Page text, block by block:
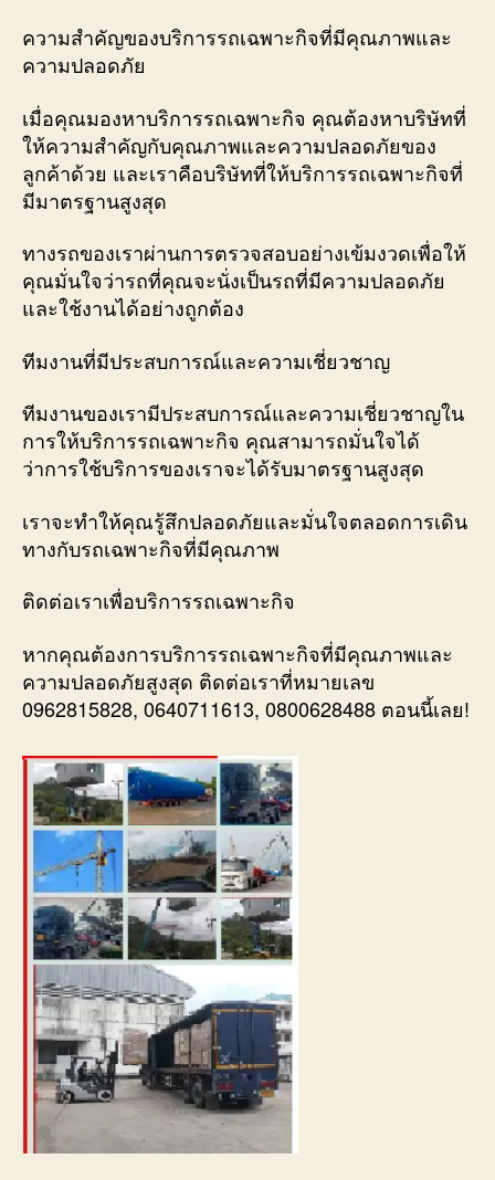
ความสำคัญของบริการรถเฉพาะกิจที่มีคุณภาพและ
ความปลอดภัย
เมื่อคุณมองหาบริการรถเฉพาะกิจ คุณต้องหาบริษัทที่
ให้ความสำคัญกับคุณภาพและความปลอดภัยของ
ลูกค้าด้วย และเราคือบริษัทที่ให้บริการรถเฉพาะกิจที่
มีมาตรฐานสูงสุด
ทางรถของเราผ่านการตรวจสอบอย่างเข้มงวดเพื่อให้
คุณมั่นใจว่ารถที่คุณจะนั่งเป็นรถที่มีความปลอดภัย
และใช้งานได้อย่างถูกต้อง
ทีมงานที่มีประสบการณ์และความเชี่ยวชาญ
ทีมงานของเรามีประสบการณ์และความเชี่ยวชาญใน
การให้บริการรถเฉพาะกิจ คุณสามารถมั่นใจได้
ว่าการใช้บริการของเราจะได้รับมาตรฐานสูงสุด
เราจะทำให้คุณรู้สึกปลอดภัยและมั่นใจตลอดการเดิน
ทางกับรถเฉพาะกิจที่มีคุณภาพ
ติดต่อเราเพื่อบริการรถเฉพาะกิจ
หากคุณต้องการบริการรถเฉพาะกิจที่มีคุณภาพและ
ความปลอดภัยสูงสุด ติดต่อเราที่หมายเลข
0962815828, 0640711613, 0800628488 ตอนนี้เลย!